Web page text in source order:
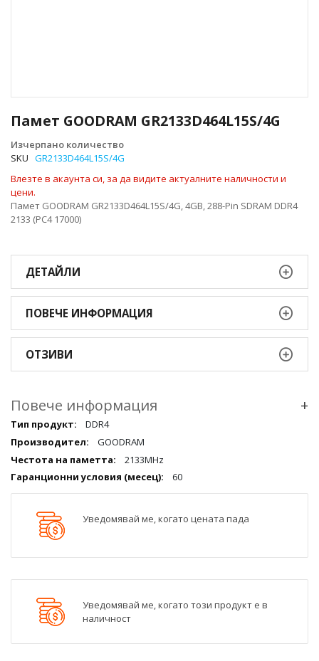
Памет GOODRAM GR2133D464L15S/4G
Изчерпано количество
SKU GR2133D464L15S/4G
Влезте в акаунта си, за да видите актуалните наличности и
цени.
Памет GOODRAM GR2133D464L15S/4G, 4GB, 288-Pin SDRAM DDR4
2133 (PC4 17000)
към
началото
на
галерия
снимки
ДЕТАЙЛИ
ПОВЕЧЕ ИНФОРМАЦИЯ
ОТЗИВИ
Повече информация +
Повече
информация
qqq
DDR4
GOODRAM
2133MHz
60
Уведомявай ме, когато цената пада
Уведомявай ме, когато този продукт е в
наличност